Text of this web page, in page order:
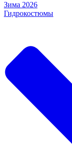
Зима 2026
Гидрокостюмы